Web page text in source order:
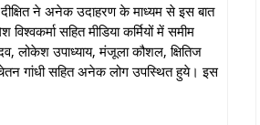
ने अनेक उदाहरण के माध्यम से इस बात
सहित मीडिया कर्मियों में समीम
लोकेश उपाध्याय, मंजूला कौशल, क्षितिज
गांधी सहित अनेक लोग उपस्थित हुये। इस